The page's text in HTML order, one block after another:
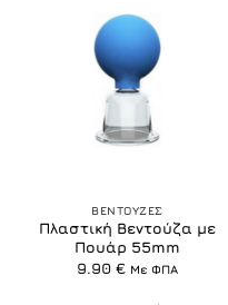
ΒΕΝΤΟΥΖΕΣ
Πλαστική Βεντούζα με
Πουάρ 55mm
9.90 € Με ΦΠΑ